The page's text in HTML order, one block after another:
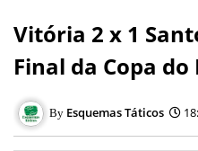
Vitória 2 x 1
Final da Copa do
Esquemas Táticos